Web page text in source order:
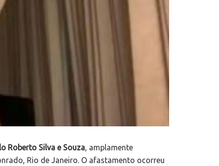
Roberto Silva e Souza, amplamente
Rio de Janeiro. O afastamento ocorreu